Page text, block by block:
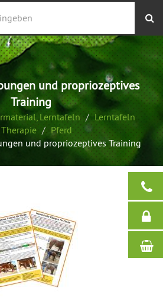
und propriozeptives
Training
Lerntafeln
Lerntafeln
Therapie
Pferd
und propriozeptives Training